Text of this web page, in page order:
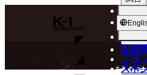
K-
WGP
ショ
ニュ
配信
ブラ
スポ
MATCH
試合